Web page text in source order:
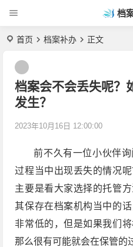
档
首页 档案补办 正文
档案会不会丢失呢？
发生？
2023年10月16日 12:00:00
前不久有一位小伙伴
过程当中出现丢失的情况
主要是看大家选择的托管
其保存在档案机构当中的
非常低的，但是如果我们
那么很有可能就会在保管的